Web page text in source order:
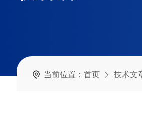
当前位置： 首页 技术文